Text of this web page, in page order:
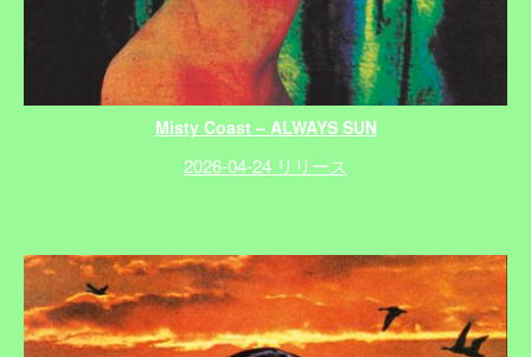
Misty Coast – ALWAYS SUN
2026-04-24 リリース